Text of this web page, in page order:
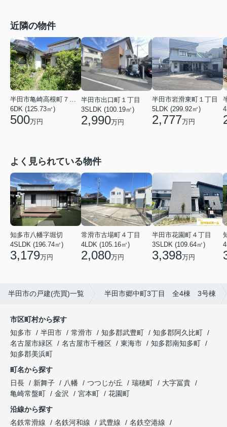
近隣の物件
半田市亀崎高根町７丁目
6DK (125.73㎡)
500万円
半田市出口町１丁目
3SLDK (100.19㎡)
2,990万円
半田市岩滑東町１丁目
5LDK (299.92㎡)
2,777万円
よく見られている物件
知多市八幡字堀切
4SLDK (196.74㎡)
3,179万円
常滑市古場町４丁目
4LDK (105.16㎡)
2,080万円
半田市花園町４丁目
3SLDK (109.64㎡)
3,398万円
半田市の戸建(売買)一覧 半田市郷中町3丁目 全4棟 3号棟
市区町村から探す
知多市
半田市 常滑市 知多郡武豊町
知多郡阿久比町
名古屋市緑区
名古屋市千種区 東海市
知多郡南知多町
知多郡美浜町
町名から探す
日長
新舞子 八幡 つつじが丘 瑞穂町
大字冨貴
亀崎常盤町
金沢 宮本町
花園町
沿線から探す
名鉄常滑線
名鉄河和線 武豊線
名鉄空港線